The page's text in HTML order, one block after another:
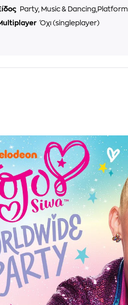
Party, Music & Dancing,Platform
Όχι (singleplayer)